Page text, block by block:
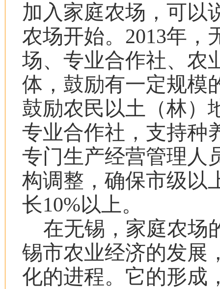
加入家庭农场，可以
农场开始。 2013年，
场、专业合作社、农
体，鼓励有一定规模
鼓励农民以土（林）
专业合作社，支持种
专门生产经营管理人
构调整，确保市级以
长10%以上。
在无锡，家庭农场
锡市农业经济的发展
化的进程。它的形成